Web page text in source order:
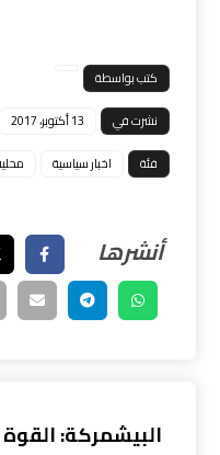
كتب بواسطة
نشرت في
13 أكتوبر، 2017
فئة
اخبار سياسية
البيشمركة: